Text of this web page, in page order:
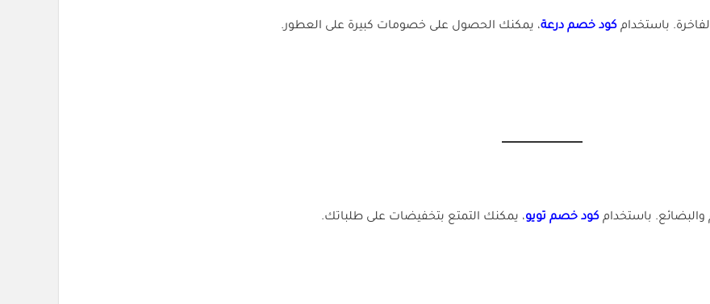
باستخدام كود خصم درعة، يمكنك الحصول على خصومات كبيرة على العطور.
باستخدام كود خصم تويو، يمكنك التمتع بتخفيضات على طلباتك.